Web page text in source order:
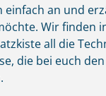
einfach an und
Wir finden
all die
die bei euch